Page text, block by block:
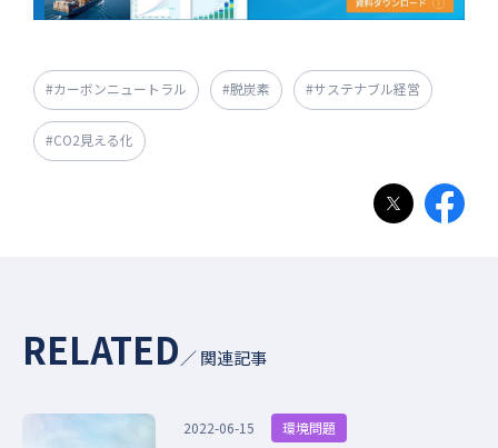
#カーボンニュートラル #脱炭素 #サステナブル経営
#CO2見える化
RELATED／ 関連記事
2022-06-15 環境問題